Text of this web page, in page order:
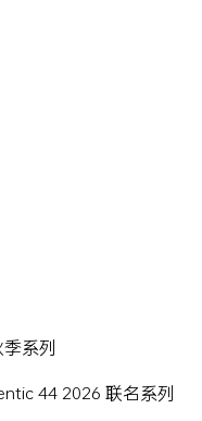
季系列
44 2026 联名系列